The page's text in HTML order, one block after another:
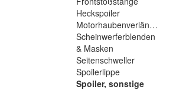
Heckspoiler
Motorhaubenverlängerung
Scheinwerferblenden
& Masken
Seitenschweller
Spoilerlippe
Spoiler, sonstige